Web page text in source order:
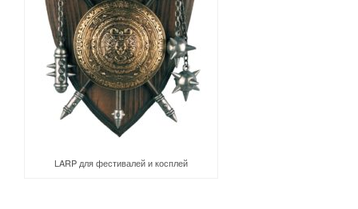
LARP для фестивалей и косплей